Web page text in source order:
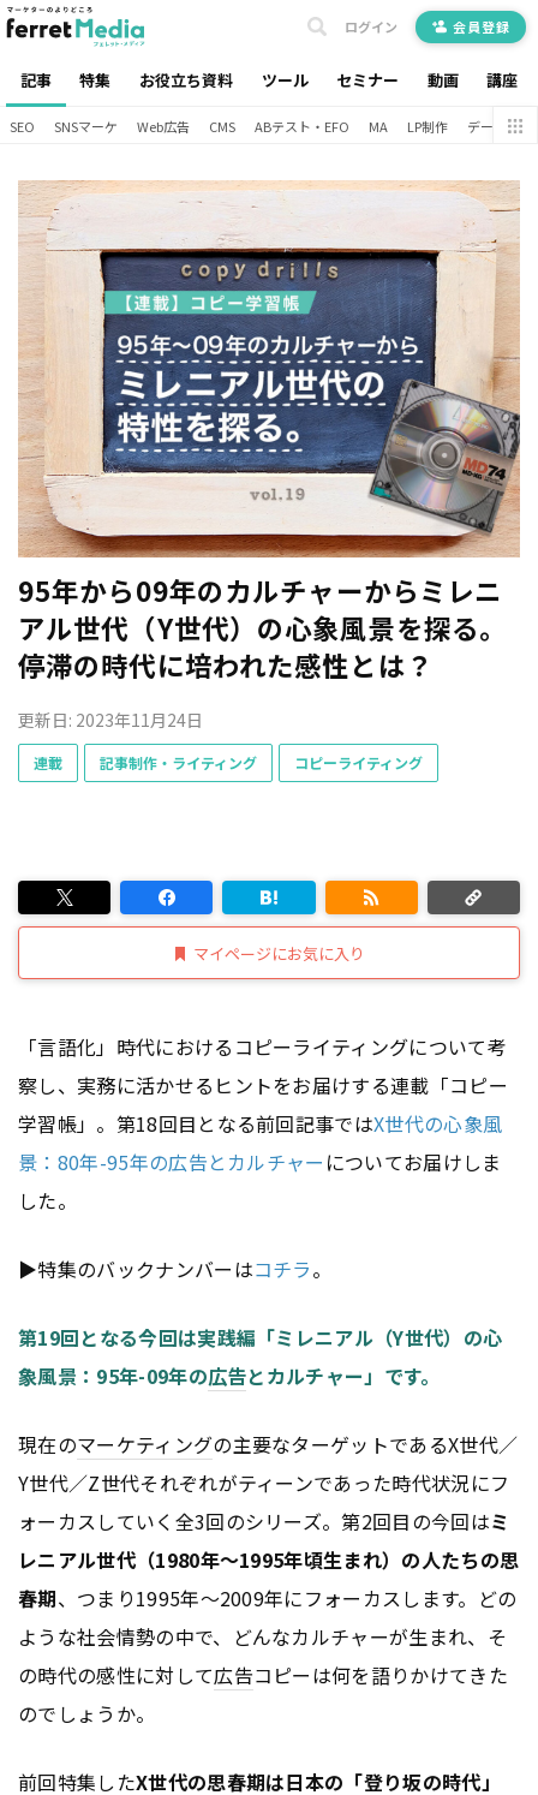
記事 特集 お役立ち資料 ツール セミナー 動画 講座
ログイン 会員登録
SEO SNSマーケ Web広告 CMS ABテスト・EFO MA LP制作 データ分析
95年から09年のカルチャーからミレニ
アル世代（Y世代）の心象風景を探る。
停滞の時代に培われた感性とは？
更新日: 2023年11月24日
連載 記事制作・ライティング コピーライティング
マイページにお気に入り
「言語化」時代におけるコピーライティングについて考
察し、実務に活かせるヒントをお届けする連載「コピー
学習帳」。第18回目となる前回記事ではX世代の心象風
景：80年-95年の広告とカルチャー についてお届けしま
した。
▶特集のバックナンバーはコチラ。
第19回となる今回は実践編「ミレニアル（Y世代）の心
象風景：95年-09年の広告とカルチャー」です。
現在のマーケティングの主要なターゲットであるX世代／
Y世代／Z世代それぞれがティーンであった時代状況にフ
ォーカスしていく全3回のシリーズ。第2回目の今回はミ
レニアル世代（1980年～1995年頃生まれ）の人たちの思
春期、つまり1995年～2009年にフォーカスします。どの
ような社会情勢の中で、どんなカルチャーが生まれ、そ
の時代の感性に対して広告コピーは何を語りかけてきた
のでしょうか。
前回特集したX世代の思春期は日本の「登り坂の時代」